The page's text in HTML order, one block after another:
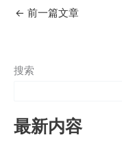
← 前一篇文章
搜索
最新内容